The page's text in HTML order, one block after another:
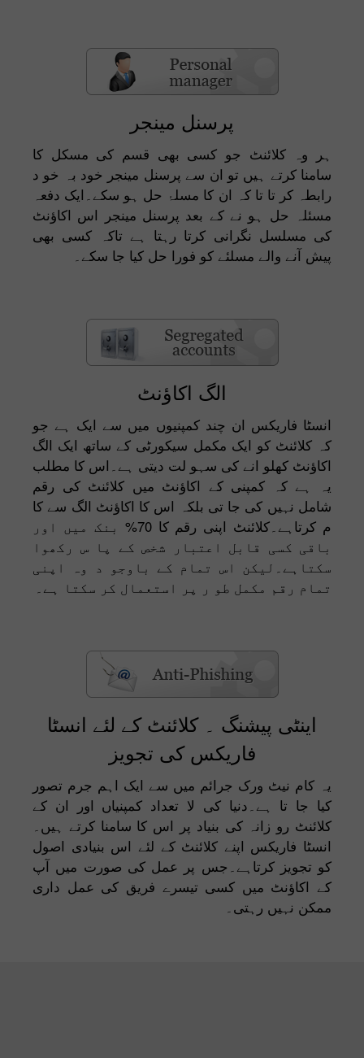
پرسنل مینجر
ہر وہ کلائنٹ جو کسی بھی قسم کی مسکل کا
سامنا کرتے ہیں تو ان سے پرسنل مینجر خود بہ خو د
رابطہ کر تا تا کہ ان کا مسلۂ حل ہو سکے۔ایک دفعہ
مسئلہ حل ہو نے کے بعد پرسنل مینجر اس اکاؤنٹ
کی مسلسل نگرانی کرتا رہتا ہے تاکہ کسی بھی
پیش آنے والے مسلئے کو فورا حل کیا جا سکے۔
الگ اکاؤنٹ
انسٹا فاریکس ان چند کمپنیوں میں سے ایک ہے جو
کہ کلائنٹ کو ایک مکمل سیکورٹی کے ساتھ ایک الگ
اکاؤنٹ کھلو انے کی سہو لت دیتی ہے۔اس کا مطلب
یہ ہے کہ کمپنی کے اکاؤنٹ میں کلائنٹ کی رقم
شامل نہیں کی جا تی بلکہ اس کا اکاؤنٹ الگ سے کا
م کرتاہے۔کلائنٹ اپنی رقم کا 70% بنک میں اور
باقی کسی قابل اعتبار شخص کے پا س رکھوا
سکتاہے۔لیکن اس تمام کے باوجو د وہ اپنی
تمام رقم مکمل طو ر پر استعمال کر سکتا ہے۔
اینٹی پیشنگ ۔ کلائنٹ کے لئے انسٹا
فاریکس کی تجویز
یہ کام نیٹ ورک جرائم میں سے ایک اہم جرم تصور
کیا جا تا ہے۔دنیا کی لا تعداد کمپنیاں اور ان کے
کلائنٹ رو زانہ کی بنیاد پر اس کا سامنا کرتے ہیں۔
انسٹا فاریکس اپنے کلائنٹ کے لئے اس بنیادی اصول
کو تجویز کرتاہے۔جس پر عمل کی صورت میں آپ
کے اکاؤنٹ میں کسی تیسرے فریق کی عمل داری
ممکن نہیں رہتی۔